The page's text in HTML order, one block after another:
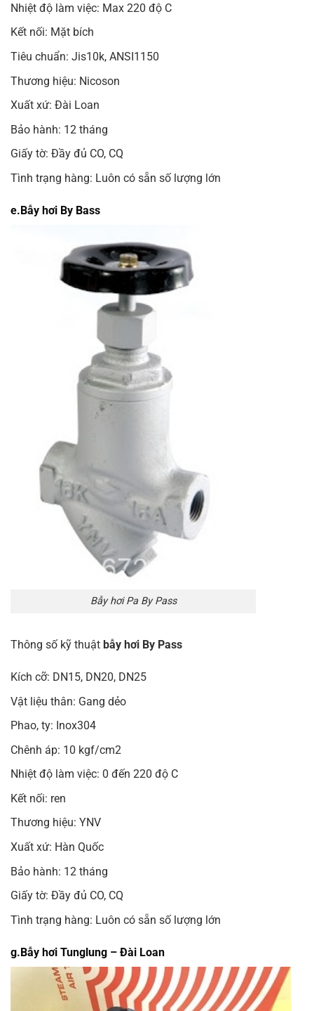
Nhiệt độ làm việc: Max 220 độ C
Kết nối: Mặt bích
Tiêu chuẩn: Jis10k, ANSI1150
Thương hiệu: Nicoson
Xuất xứ: Đài Loan
Bảo hành: 12 tháng
Giấy tờ: Đầy đủ CO, CQ
Tình trạng hàng: Luôn có sẵn số lượng lớn
e.Bẫy hơi By Bass
Bẫy hơi Pa By Pass
Thông số kỹ thuật bẫy hơi By Pass
Kích cỡ: DN15, DN20, DN25
Vật liệu thân: Gang dẻo
Phao, ty: Inox304
Chênh áp: 10 kgf/cm2
Nhiệt độ làm việc: 0 đến 220 độ C
Kết nối: ren
Thương hiệu: YNV
Xuất xứ: Hàn Quốc
Bảo hành: 12 tháng
Giấy tờ: Đầy đủ CO, CQ
Tình trạng hàng: Luôn có sẵn số lượng lớn
g.Bẫy hơi Tunglung – Đài Loan